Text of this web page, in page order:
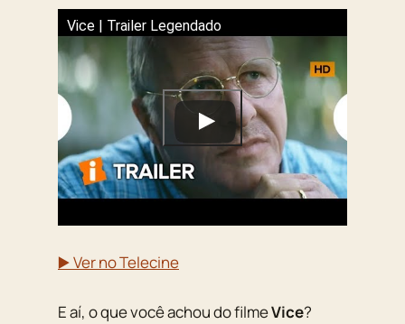
Vice | Trailer Legendado
▶️ Ver no Telecine
E aí, o que você achou do filmeVice?